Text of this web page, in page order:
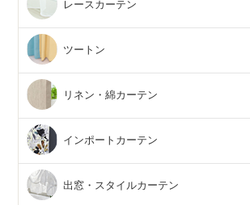
レースカーテン
ツートン
リネン・綿カーテン
インポートカーテン
出窓・スタイルカーテン